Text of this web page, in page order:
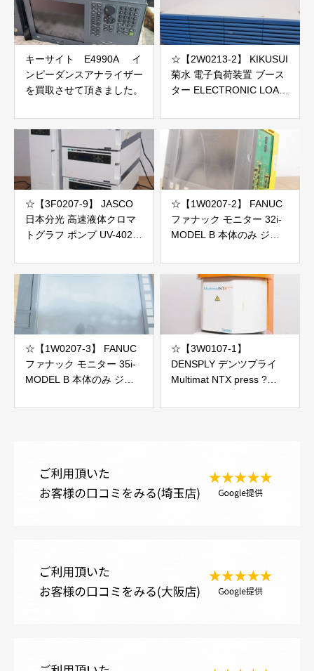
キーサイト E4990A イ
ンピーダンスアナライザー
を買取させて頂きました。
☆【2W0213-2】 KIKUSUI
菊水 電子負荷装置 ブース
ター ELECTRONIC LOAD
ク
☆【3F0207-9】 JASCO
日本分光 高速液体クロマ
トグラフ ポンプ UV-4025
ト 2個口発送 ジャンク
☆【1W0207-2】 FANUC
ファナック モニター 32i-
MODEL B 本体のみ ジャ
☆【1W0207-3】 FANUC
ファナック モニター 35i-
MODEL B 本体のみ ジャ
☆【3W0107-1】
DENSPLY デンツプライ
Multimat NTX press ?
ス ジャンク